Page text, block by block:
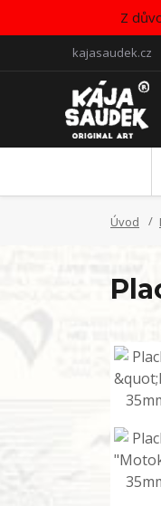
Z
kajasaudek.cz
Úvod